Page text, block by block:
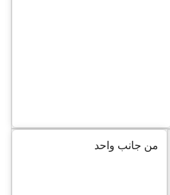
من جانب واحد